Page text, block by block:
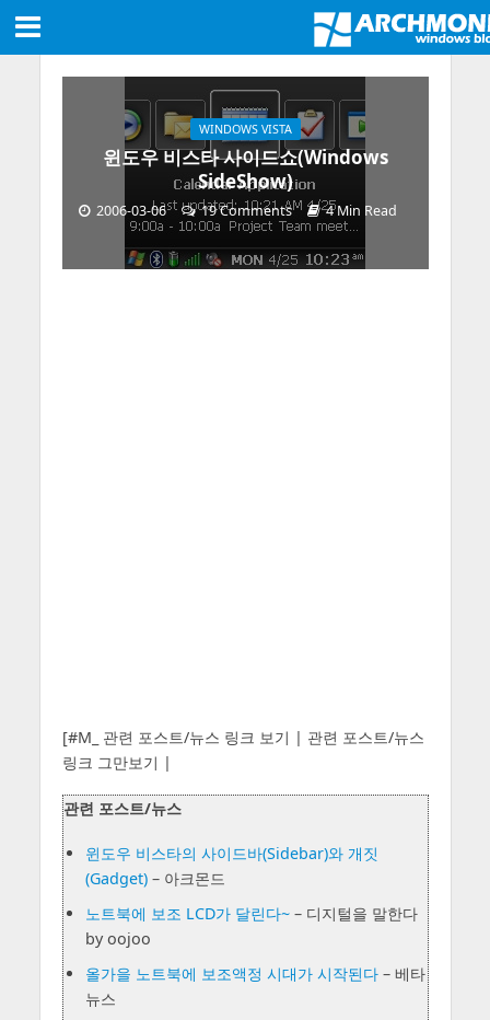
WINDOWS VISTA
윈도우 비스타 사이드쇼(Windows
SideShow)
2006-03-06 19 Comments 4 Min Read
[#M_ 관련 포스트/뉴스 링크 보기 | 관련 포스트/뉴스
링크 그만보기 |
관련 포스트/뉴스
윈도우 비스타의 사이드바(Sidebar)와 개짓
(Gadget)– 아크몬드
노트북에 보조 LCD가 달린다~– 디지털을 말한다
by oojoo
올가을 노트북에 보조액정 시대가 시작된다– 베타
뉴스